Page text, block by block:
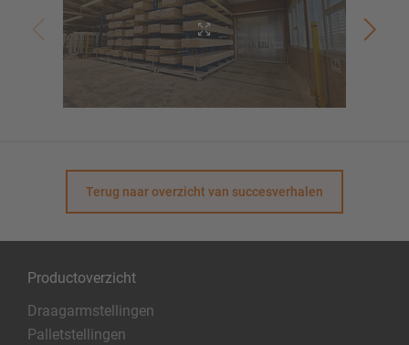
Terug naar overzicht van succesverhalen
Productoverzicht
Draagarmstellingen
Palletstellingen